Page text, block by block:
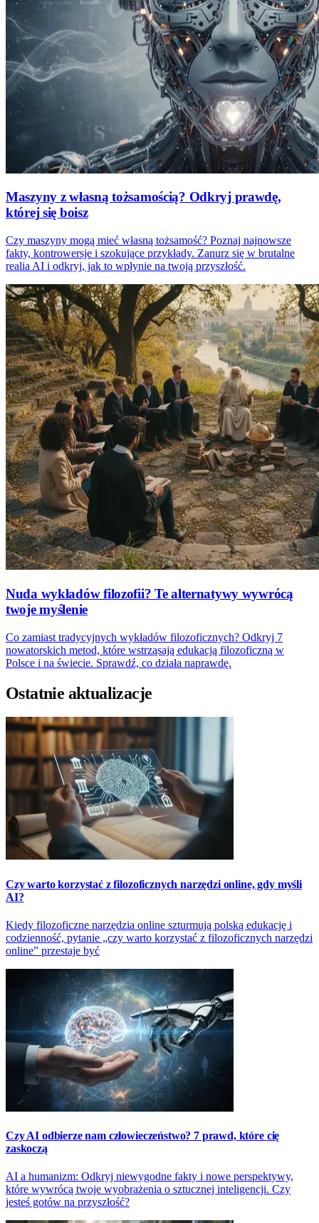
Maszyny z własną tożsamością? Odkryj prawdę,
której się boisz
Czy maszyny mogą mieć własną tożsamość? Poznaj najnowsze
fakty, kontrowersje i szokujące przykłady. Zanurz się w brutalne
realia AI i odkryj, jak to wpłynie na twoją przyszłość.
Nuda wykładów filozofii? Te alternatywy wywrócą
twoje myślenie
Co zamiast tradycyjnych wykładów filozoficznych? Odkryj 7
nowatorskich metod, które wstrząsają edukacją filozoficzną w
Polsce i na świecie. Sprawdź, co działa naprawdę.
Ostatnie aktualizacje
Czy warto korzystać z filozoficznych narzędzi online, gdy myśli
AI?
Kiedy filozoficzne narzędzia online szturmują polską edukację i
codzienność, pytanie „czy warto korzystać z filozoficznych narzędzi
online” przestaje być
Czy AI odbierze nam człowieczeństwo? 7 prawd, które cię
zaskoczą
AI a humanizm: Odkryj niewygodne fakty i nowe perspektywy,
które wywrócą twoje wyobrażenia o sztucznej inteligencji. Czy
jesteś gotów na przyszłość?